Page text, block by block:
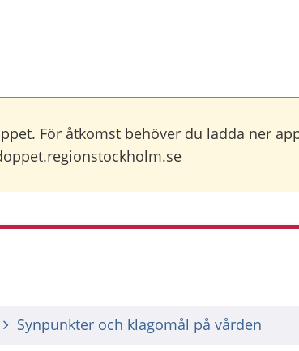
För åtkomst behöver du ladda ner
Synpunkter och klagomål på vården